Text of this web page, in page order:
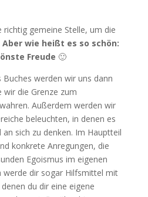
richtig gemeine Stelle, um die
Aber wie heißt es so schön:
Freude 🙂
werden wir uns dann
die Grenze zum
Außerdem werden wir
beleuchten, in denen es
sich zu denken. Im Hauptteil
konkrete Anregungen, die
Egoismus im eigenen
werde dir sogar Hilfsmittel mit
du dir eine eigene